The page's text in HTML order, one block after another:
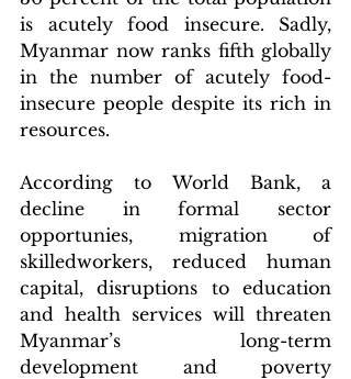
is acutely food insecure. Sadly,
Myanmar now ranks fifth globally
in the number of acutely food-
insecure people despite its rich in
resources.
According to World Bank, a
decline in formal sector
opportunies, migration of
skilledworkers, reduced human
capital, disruptions to education
and health services will threaten
Myanmar’s long-term
development and poverty